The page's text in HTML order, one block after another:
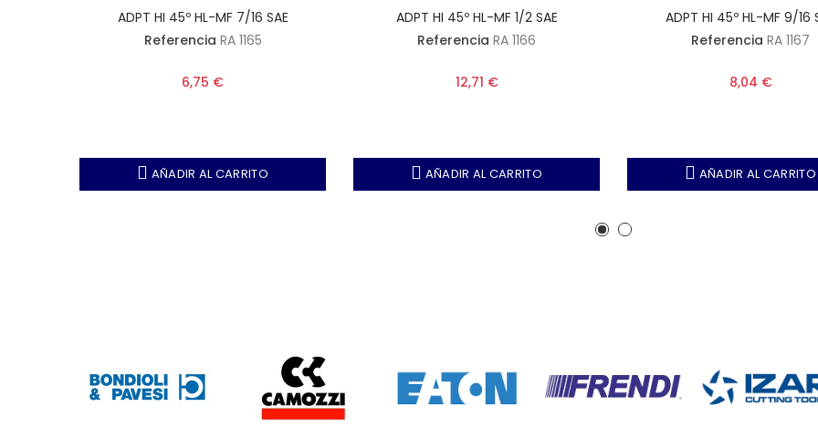
ADPT HI 45º HL-MF 7/16 SAE
Referencia RA 1165
6,75 €
AÑADIR AL CARRITO
ADPT HI 45º HL-MF 1/2 SAE
Referencia RA 1166
12,71 €
AÑADIR AL CARRITO
ADPT HI 45º HL-MF 9/16
Referencia RA 1167
8,04 €
AÑADIR AL CARRITO